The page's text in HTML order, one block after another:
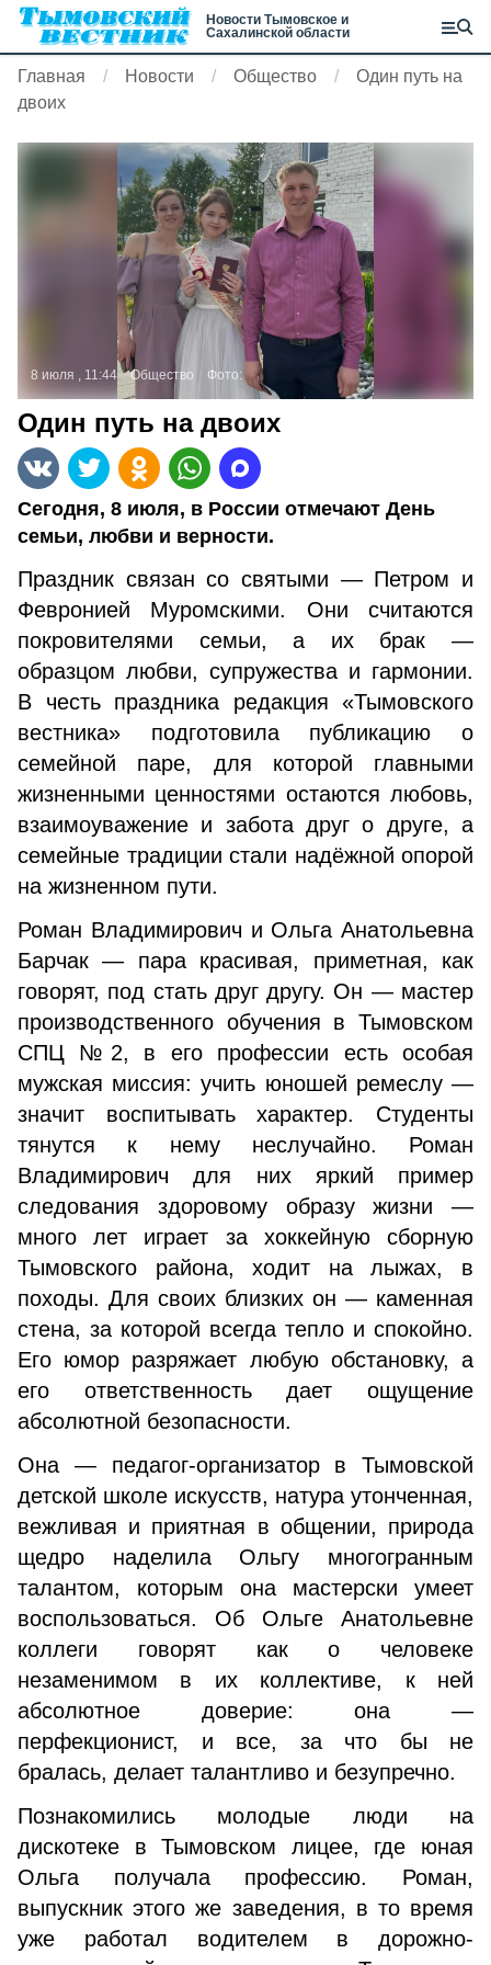
Новости Тымовское и
Сахалинской области
Главная Новости Общество
Один путь на
двоих
8 июля , 11:44 Общество Фото:
Один путь на двоих
Сегодня, 8 июля, в России отмечают День
семьи, любви и верности.
Праздник связан со святыми — Петром и
Февронией Муромскими. Они считаются
покровителями семьи, а их брак —
образцом любви, супружества и гармонии.
В честь праздника редакция «Тымовского
вестника» подготовила публикацию о
семейной паре, для которой главными
жизненными ценностями остаются любовь,
взаимоуважение и забота друг о друге, а
семейные традиции стали надёжной опорой
на жизненном пути.
Роман Владимирович и Ольга Анатольевна
Барчак — пара красивая, приметная, как
говорят, под стать друг другу. Он — мастер
производственного обучения в Тымовском
СПЦ №2, в его профессии есть особая
мужская миссия: учить юношей ремеслу —
значит воспитывать характер. Студенты
тянутся к нему неслучайно. Роман
Владимирович для них яркий пример
следования здоровому образу жизни —
много лет играет за хоккейную сборную
Тымовского района, ходит на лыжах, в
походы. Для своих близких он — каменная
стена, за которой всегда тепло и спокойно.
Его юмор разряжает любую обстановку, а
его ответственность дает ощущение
абсолютной безопасности.
Она — педагог-организатор в Тымовской
детской школе искусств, натура утонченная,
вежливая и приятная в общении, природа
щедро наделила Ольгу многогранным
талантом, которым она мастерски умеет
воспользоваться. Об Ольге Анатольевне
коллеги говорят как о человеке
незаменимом в их коллективе, к ней
абсолютное доверие: она —
перфекционист, и все, за что бы не
бралась, делает талантливо и безупречно.
Познакомились молодые люди на
дискотеке в Тымовском лицее, где юная
Ольга получала профессию. Роман,
выпускник этого же заведения, в то время
уже работал водителем в дорожно-